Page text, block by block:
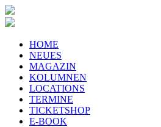
HOME
NEUES
MAGAZIN
KOLUMNEN
LOCATIONS
TERMINE
TICKETSHOP
E-BOOK